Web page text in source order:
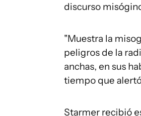
discurso
"Muestra la
peligros de la
anchas, en sus
tiempo que
Starmer recibió